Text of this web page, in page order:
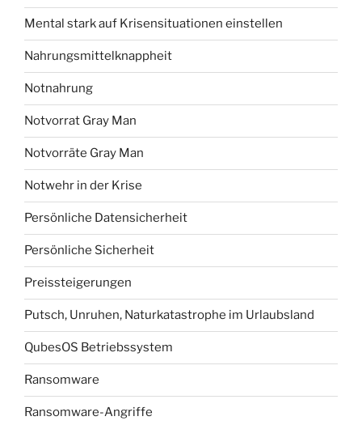
Mental stark auf Krisensituationen einstellen
Nahrungsmittelknappheit
Notnahrung
Notvorrat Gray Man
Notvorräte Gray Man
Notwehr in der Krise
Persönliche Datensicherheit
Persönliche Sicherheit
Preissteigerungen
Putsch, Unruhen, Naturkatastrophe im Urlaubsland
QubesOS Betriebssystem
Ransomware
Ransomware-Angriffe